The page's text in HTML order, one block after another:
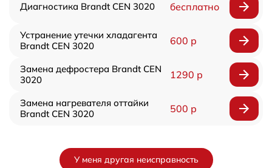
Диагностика Brandt CEN 3020 бесплатно
Устранение утечки хладагента
Brandt CEN 3020
600 р
Замена дефростера Brandt CEN
3020
1290 р
Замена нагревателя оттайки
Brandt CEN 3020
500 р
У меня другая неисправность